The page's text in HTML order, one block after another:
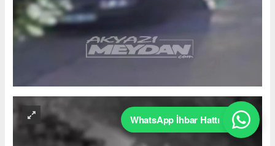
WhatsApp İhbar Hattı